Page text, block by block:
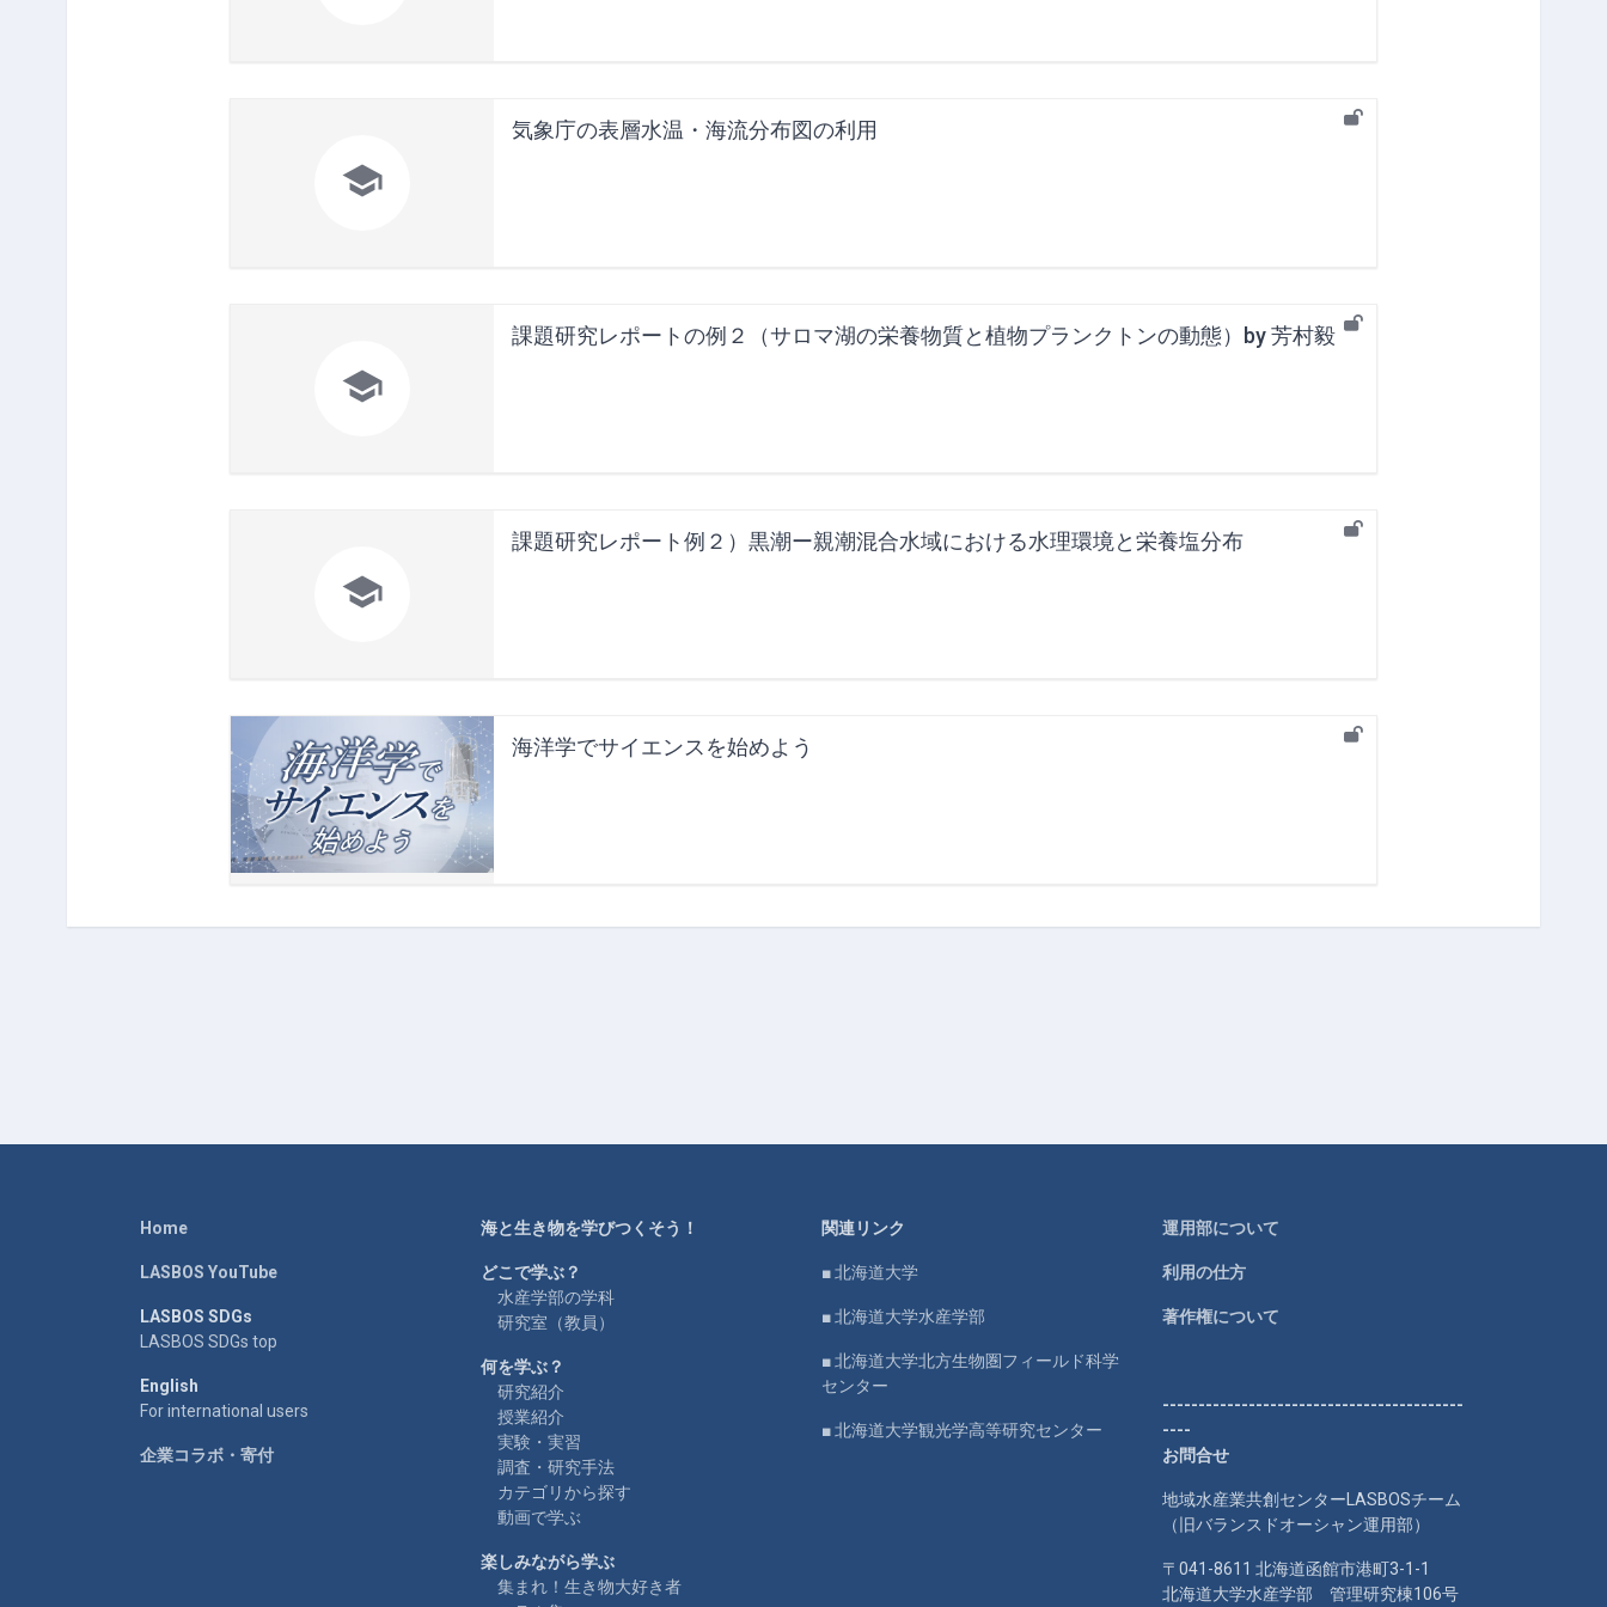

気象庁の表層水温・海流分布図の利用

課題研究レポートの例２（サロマ湖の栄養物質と植物プランクトンの動態）by 芳村毅

課題研究レポート例２）黒潮ー親潮混合水域における水理環境と栄養塩分布
海洋学でサイエンスを始めよう
Home
LASBOS YouTube
LASBOS SDGs
LASBOS SDGs top
English
For international users
企業コラボ・寄付
海と生き物を学びつくそう！
どこで学ぶ？
水産学部の学科
研究室（教員）
何を学ぶ？
研究紹介
授業紹介
実験・実習
調査・研究手法
カテゴリから探す
動画で学ぶ
楽しみながら学ぶ
集まれ！生き物大好き者
関連リンク
■ 北海道大学
■ 北海道大学水産学部
■ 北海道大学北方生物圏フィールド科学
センター
■ 北海道大学観光学高等研究センター
運用部について
利用の仕方
著作権について
------------------------------------------
----
お問合せ
地域水産業共創センターLASBOSチーム
（旧バランスドオーシャン運用部）
〒041-8611 北海道函館市港町3-1-1
北海道大学水産学部 管理研究棟106号